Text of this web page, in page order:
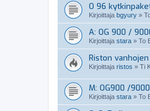
O 96
Kirjoittaja bgyury »
A: OG 900 /
Kirjoittaja stara » To
Riston
Kirjoittaja ristos » Ti
M: OG900 /
Kirjoittaja stara » To